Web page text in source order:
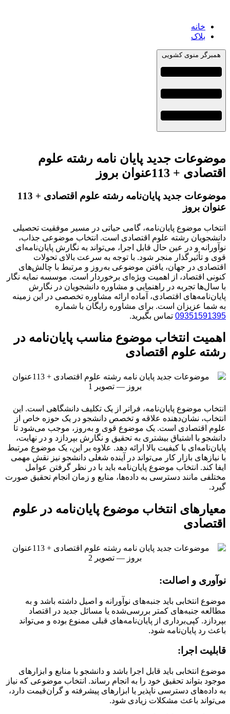
خانه
بلاک
همبرگر منوی کشویی
موضوعات جدید پایان نامه رشته علوم
اقتصادی + 113عنوان بروز
موضوعات جدید پایان‌نامه رشته علوم اقتصادی + 113
عنوان بروز
انتخاب موضوع پایان‌نامه، گامی حیاتی در مسیر موفقیت تحصیلی
دانشجویان رشته علوم اقتصادی است. انتخاب موضوعی جذاب،
نوآورانه و در عین حال قابل اجرا، می‌تواند به نگارش پایان‌نامه‌ای
قوی و تأثیرگذار منجر شود. با توجه به سرعت بالای تحولات
اقتصادی در جهان، یافتن موضوعی به‌روز و مرتبط با چالش‌های
کنونی اقتصاد، از اهمیت ویژه‌ای برخوردار است. موسسه نمایه نگار
با سال‌ها تجربه در راهنمایی و مشاوره دانشجویان در نگارش
پایان‌نامه‌های اقتصادی، آماده ارائه مشاوره تخصصی در این زمینه
به شما عزیزان است. برای مشاوره رایگان با شماره
09351591395 تماس بگیرید.
اهمیت انتخاب موضوع مناسب پایان‌نامه در
رشته علوم اقتصادی
انتخاب موضوع پایان‌نامه، فراتر از یک تکلیف دانشگاهی است. این
انتخاب، نشان‌دهنده علاقه و تخصص دانشجو در یک حوزه خاص از
علوم اقتصادی است. یک موضوع قوی و به‌روز، موجب می‌شود تا
دانشجو با اشتیاق بیشتری به تحقیق و نگارش بپردازد و در نهایت،
پایان‌نامه‌ای با کیفیت بالا ارائه دهد. علاوه بر این، یک موضوع مرتبط
با نیازهای بازار کار می‌تواند در آینده شغلی دانشجو نیز نقش مهمی
ایفا کند. انتخاب موضوع پایان‌نامه باید با در نظر گرفتن عوامل
مختلفی مانند دسترسی به داده‌ها، منابع و زمان انجام تحقیق صورت
گیرد.
معیارهای انتخاب موضوع پایان‌نامه در علوم
اقتصادی
نوآوری و اصالت:
موضوع انتخابی باید جنبه‌های نوآورانه و اصیل داشته باشد و به
مطالعه جنبه‌های کمتر بررسی‌شده یا مسائل جدید در اقتصاد
بپردازد. کپی‌برداری از پایان‌نامه‌های قبلی ممنوع بوده و می‌تواند
باعث رد پایان‌نامه شود.
قابلیت اجرا:
موضوع انتخابی باید قابل اجرا باشد و دانشجو با منابع و ابزارهای
موجود بتواند تحقیق خود را به انجام رساند. انتخاب موضوعی که نیاز
به داده‌های دسترسی ناپذیر یا ابزارهای پیشرفته و گران‌قیمت دارد،
می‌تواند باعث مشکلات زیادی شود.